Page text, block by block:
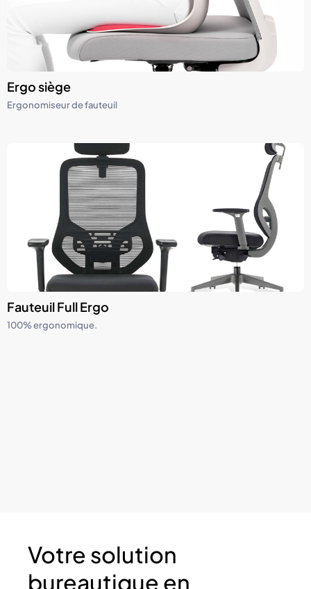
Ergo siège
Ergonomiseur de fauteuil
Fauteuil Full Ergo
100% ergonomique.
Votre solution
bureautique en